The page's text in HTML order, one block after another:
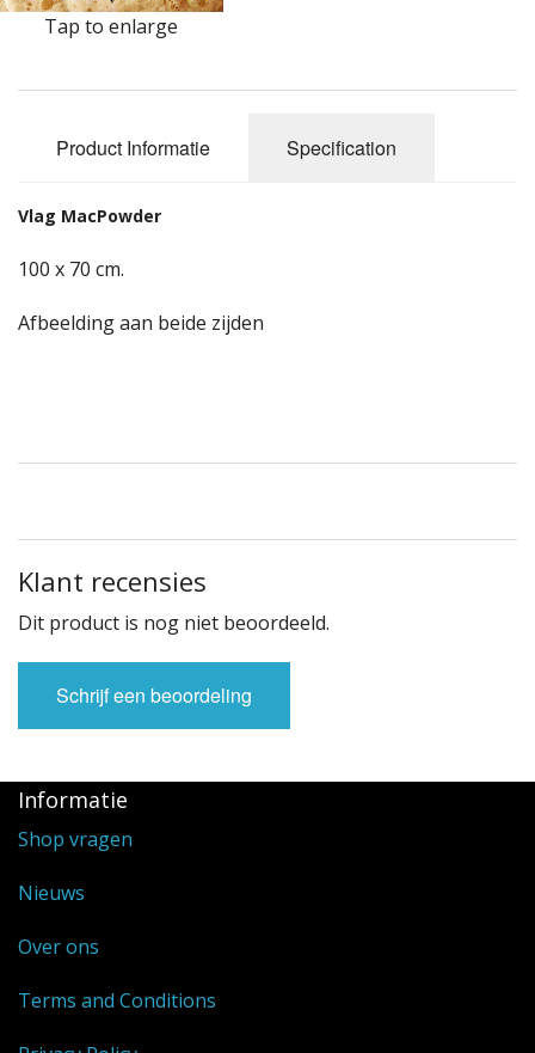
Verhuur
AFGEPRIJST - UITVERKOOP
Tap to enlarge
Product Informatie Specification
Vlag MacPowder
100 x 70 cm.
Afbeelding aan beide zijden
Klant recensies
Dit product is nog niet beoordeeld.
Schrijf een beoordeling
Informatie
Shop vragen
Nieuws
Over ons
Terms and Conditions